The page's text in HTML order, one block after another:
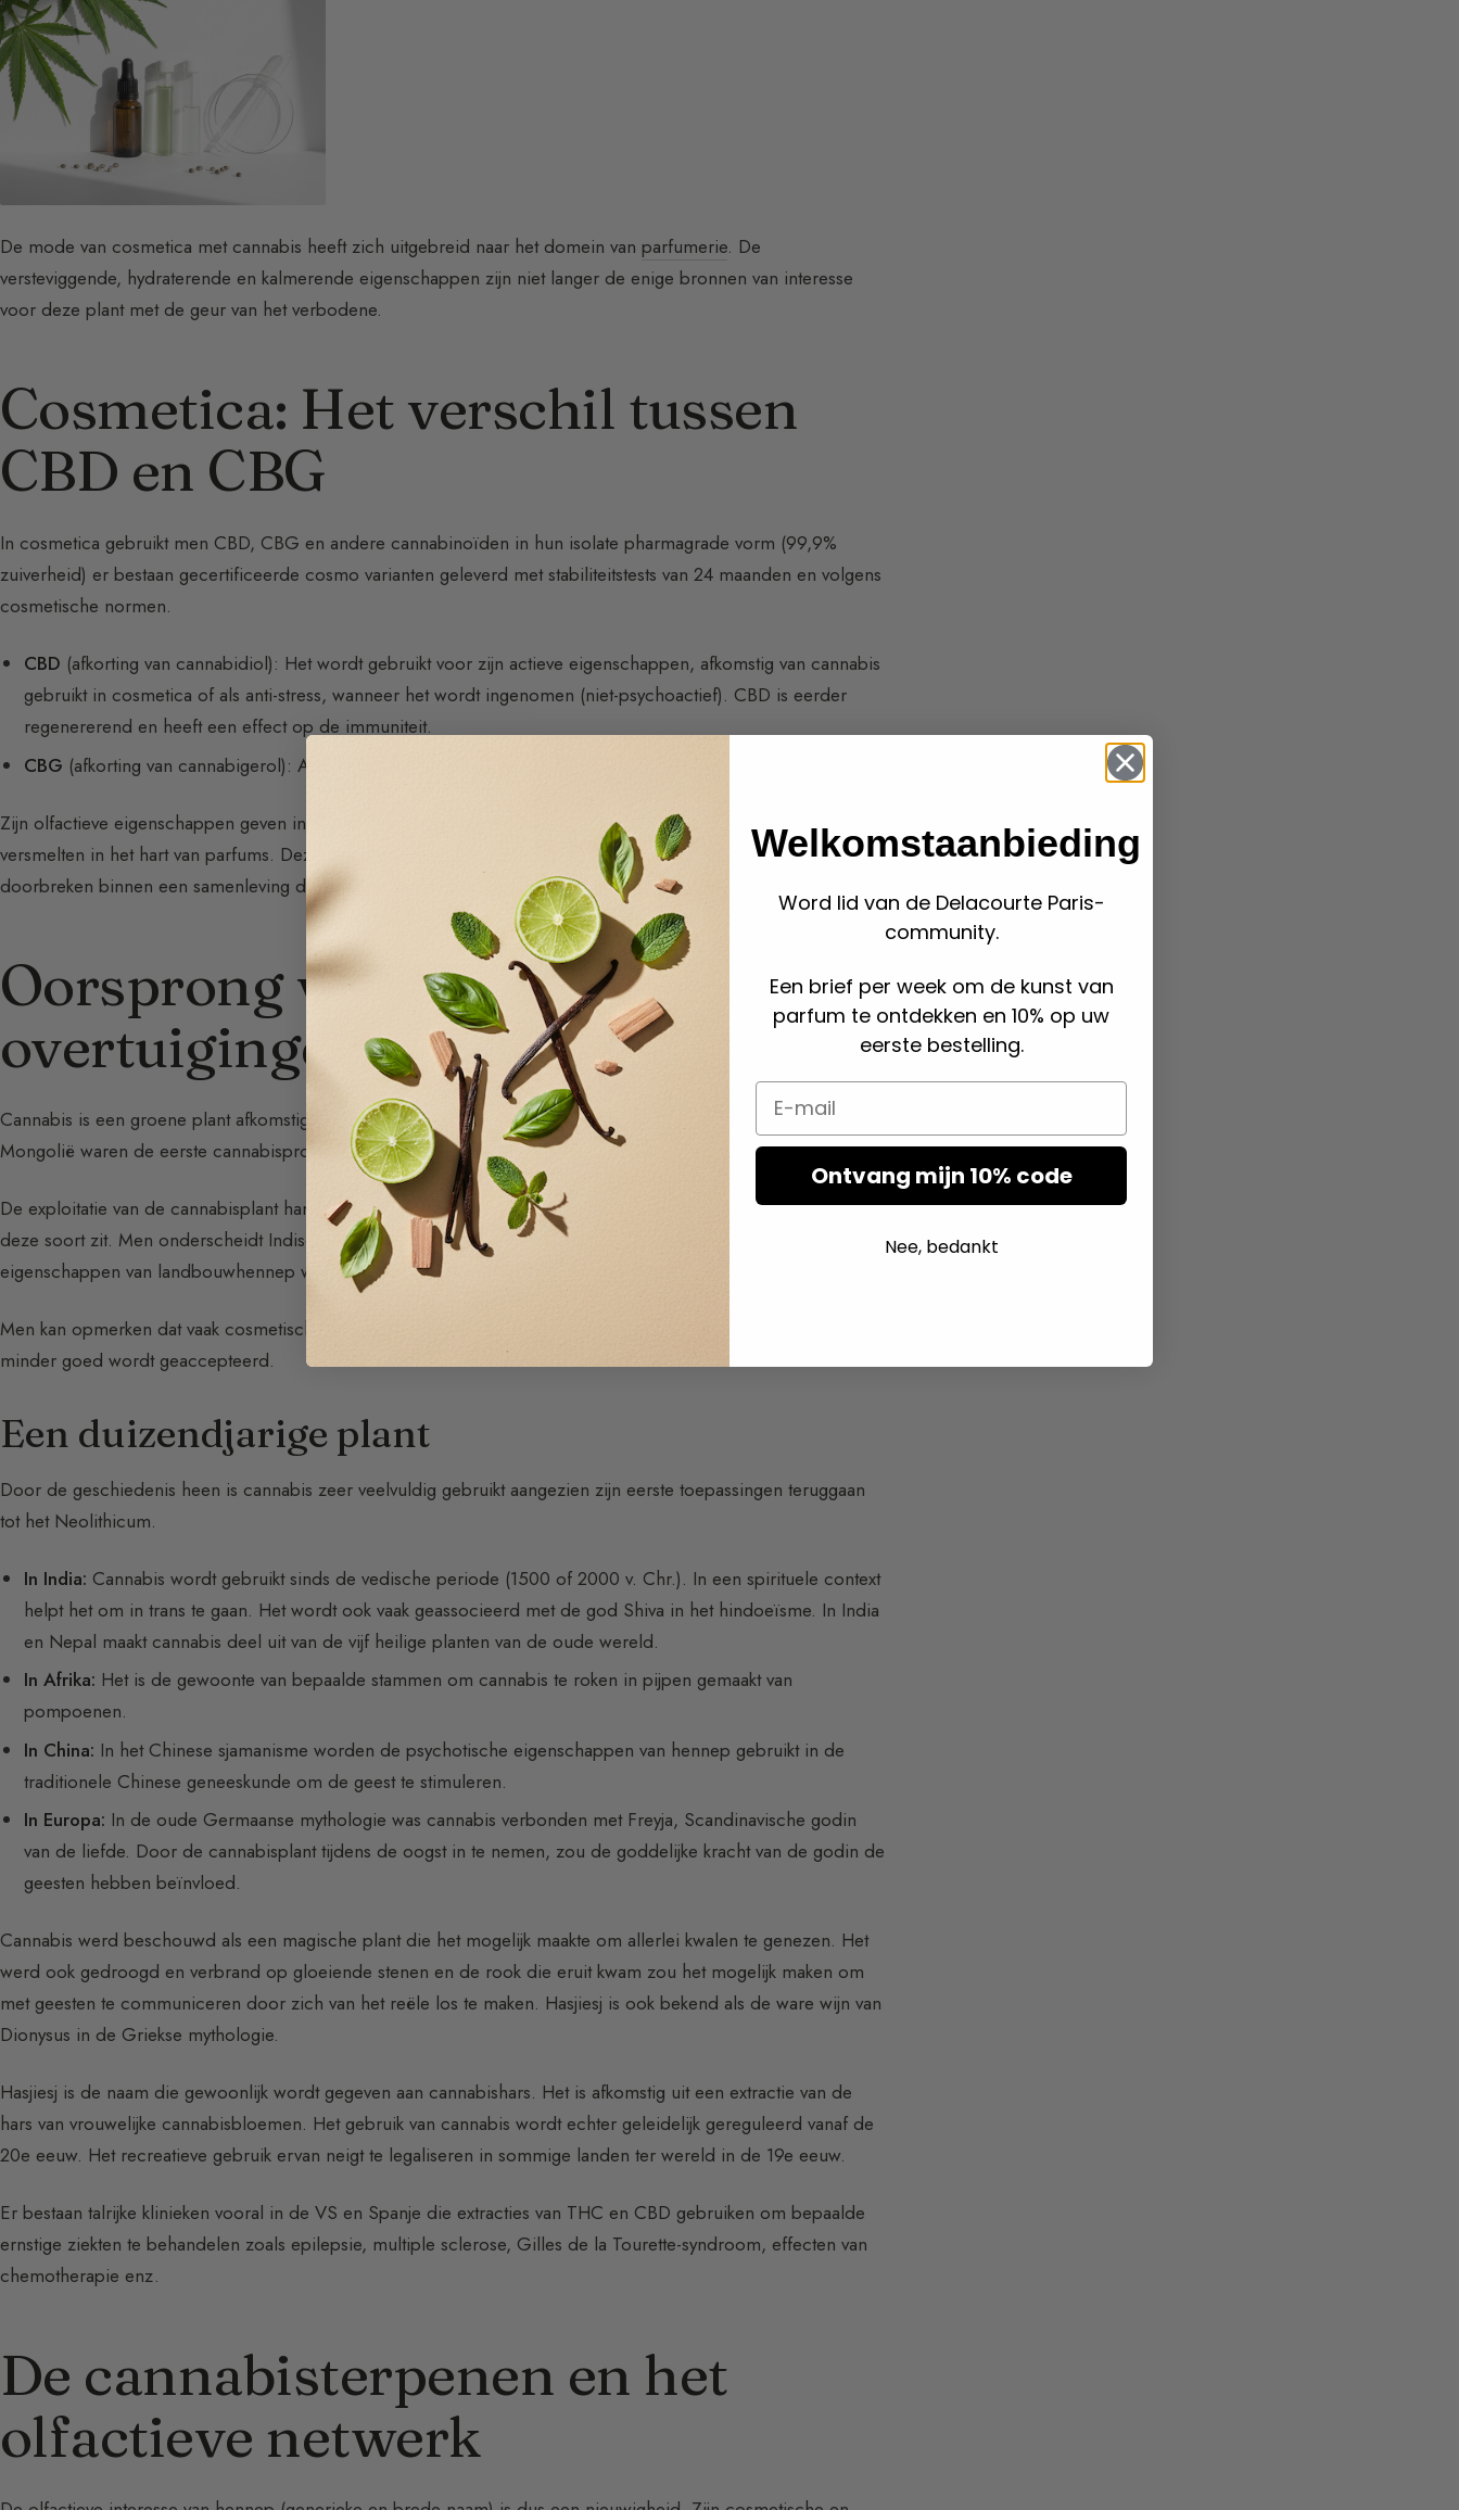
De mode van cosmetica met cannabis heeft zich uitgebreid naar het domein van parfumerie. De
versteviggende, hydraterende en kalmerende eigenschappen zijn niet langer de enige bronnen van interesse
voor deze plant met de geur van het verbodene.
Cosmetica: Het verschil tussen
CBD en CBG
In cosmetica gebruikt men CBD, CBG en andere cannabinoïden in hun isolate pharmagrade vorm (99,9%
zuiverheid) er bestaan gecertificeerde cosmo varianten geleverd met stabiliteitstests van 24 maanden en volgens
cosmetische normen.
CBD (afkorting van cannabidiol): Het wordt gebruikt voor zijn actieve eigenschappen, afkomstig van cannabis
gebruikt in cosmetica of als anti-stress, wanneer het wordt ingenomen (niet-psychoactief). CBD is eerder
regenererend en heeft een effect op de immuniteit.
CBG (afkorting van cannabigerol): Afkomstig van cannabis (niet-psychoactief), het is eerder regulerend.
Zijn olfactieve eigenschappen geven interessante en originele aromatische akkoorden die harmonieus
versmelten in het hart van parfums. Deze geuren drukken een verlangen uit naar transgressie, om de codes te
doorbreken binnen een samenleving die adept is van deugdzame parfums.
Oorsprong van cannabis en
overtuigingen
Cannabis is een groene plant afkomstig uit Azië. Het behoort tot de familie van cannabaceae. Marokko en
Mongolië waren de eerste cannabisproducenten ter wereld. Voortaan telen veel landen het.
De exploitatie van de cannabisplant hangt af van het THC-gehalte (tetrahydrocannabinol), dat in de harsen van
deze soort zit. Men onderscheidt Indische hennep gebruikt voor zijn medicinale en psychotrope
eigenschappen van landbouwhennep waarvan de industriële toepassingen variëren (stof, plastic, papier, enz.).
Men kan opmerken dat vaak cosmetische merken de term “hennep” naar voren brengen in plaats van CBD dat
minder goed wordt geaccepteerd.
Een duizendjarige plant
Door de geschiedenis heen is cannabis zeer veelvuldig gebruikt aangezien zijn eerste toepassingen teruggaan
tot het Neolithicum.
In India: Cannabis wordt gebruikt sinds de vedische periode (1500 of 2000 v. Chr.). In een spirituele context
helpt het om in trans te gaan. Het wordt ook vaak geassocieerd met de god Shiva in het hindoeïsme. In India
en Nepal maakt cannabis deel uit van de vijf heilige planten van de oude wereld.
In Afrika: Het is de gewoonte van bepaalde stammen om cannabis te roken in pijpen gemaakt van
pompoenen.
In China: In het Chinese sjamanisme worden de psychotische eigenschappen van hennep gebruikt in de
traditionele Chinese geneeskunde om de geest te stimuleren.
In Europa: In de oude Germaanse mythologie was cannabis verbonden met Freyja, Scandinavische godin
van de liefde. Door de cannabisplant tijdens de oogst in te nemen, zou de goddelijke kracht van de godin de
geesten hebben beïnvloed.
Cannabis werd beschouwd als een magische plant die het mogelijk maakte om allerlei kwalen te genezen. Het
werd ook gedroogd en verbrand op gloeiende stenen en de rook die eruit kwam zou het mogelijk maken om
met geesten te communiceren door zich van het reële los te maken. Hasjiesj is ook bekend als de ware wijn van
Dionysus in de Griekse mythologie.
Hasjiesj is de naam die gewoonlijk wordt gegeven aan cannabishars. Het is afkomstig uit een extractie van de
hars van vrouwelijke cannabisbloemen. Het gebruik van cannabis wordt echter geleidelijk gereguleerd vanaf de
20e eeuw. Het recreatieve gebruik ervan neigt te legaliseren in sommige landen ter wereld in de 19e eeuw.
Er bestaan talrijke klinieken vooral in de VS en Spanje die extracties van THC en CBD gebruiken om bepaalde
ernstige ziekten te behandelen zoals epilepsie, multiple sclerose, Gilles de la Tourette-syndroom, effecten van
chemotherapie enz.
De cannabisterpenen en het
olfactieve netwerk
Welkomstaanbieding
Word lid van de Delacourte Paris-
community.
Een brief per week om de kunst van
parfum te ontdekken en 10% op uw
eerste bestelling.
Email
Ontvang mijn 10% code
Nee, bedankt